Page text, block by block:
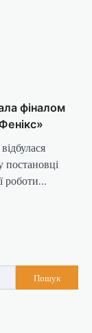
фіналом
постановці
роботи…
Пошук